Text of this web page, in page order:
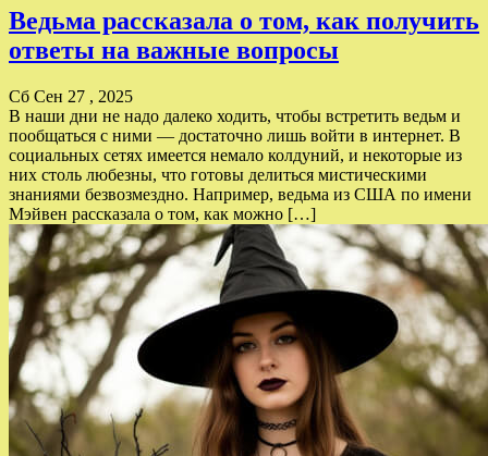
Ведьма рассказала о том, как получить
ответы на важные вопросы
Сб Сен 27 , 2025
В наши дни не надо далеко ходить, чтобы встретить ведьм и
пообщаться с ними — достаточно лишь войти в интернет. В
социальных сетях имеется немало колдуний, и некоторые из
них столь любезны, что готовы делиться мистическими
знаниями безвозмездно. Например, ведьма из США по имени
Мэйвен рассказала о том, как можно […]